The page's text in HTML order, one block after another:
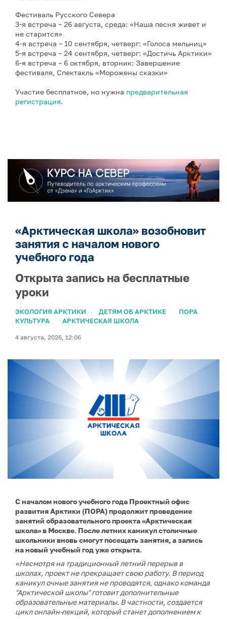
Фестиваль Русского Севера
3-я встреча – 26 августа, среда: «Наша песня живет и
не старится»
4-я встреча – 10 сентября, четверг: «Голоса мельниц»
5-я встреча – 24 сентября, четверг: «Достичь Арктики»
6-я встреча – 6 октября, вторник: Завершение
фестиваля, Спектакль «Морожены сказки»
Участие бесплатное, но нужна предварительная
регистрация.
«Арктическая школа» возобновит
занятия с началом нового
учебного года
Открыта запись на бесплатные
уроки
ЭКОЛОГИЯ АРКТИКИ ДЕТЯМ ОБ АРКТИКЕ
ПОРА
КУЛЬТУРА
АРКТИЧЕСКАЯ ШКОЛА
4 августа, 2026, 12:06
С началом нового учебного года Проектный офис
развития Арктики (ПОРА) продолжит проведение
занятий образовательного проекта «Арктическая
школа» в Москве. После летних каникул столичные
школьники вновь смогут посещать занятия, а запись
на новый учебный год уже открыта.
«Несмотря на традиционный летний перерыв в
школах, проект не прекращает свою работу. В период
каникул очные занятия не проводятся, однако команда
"Арктической школы" готовит дополнительные
образовательные материалы. В частности, создается
цикл онлайн-лекций, который станет дополнением к